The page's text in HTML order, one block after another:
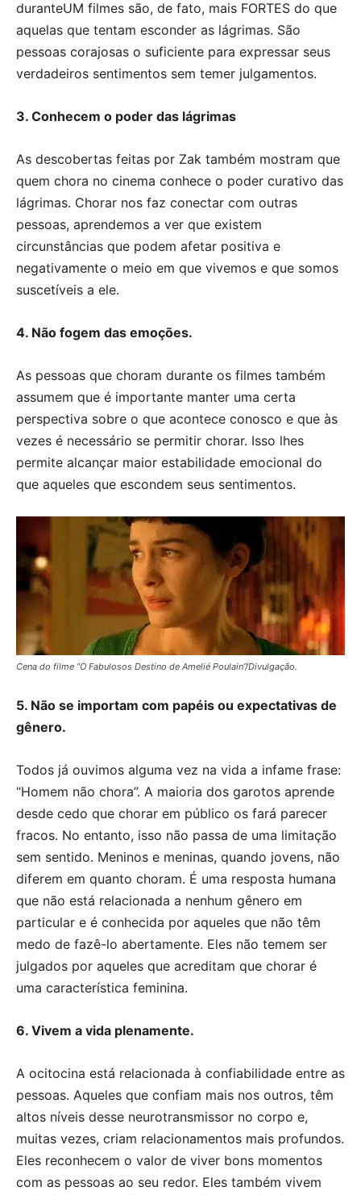
duranteUM filmes são, de fato, mais FORTES do que
aquelas que tentam esconder as lágrimas. São
pessoas corajosas o suficiente para expressar seus
verdadeiros sentimentos sem temer julgamentos.
3. Conhecem o poder das lágrimas
As descobertas feitas por Zak também mostram que
quem chora no cinema conhece o poder curativo das
lágrimas. Chorar nos faz conectar com outras
pessoas, aprendemos a ver que existem
circunstâncias que podem afetar positiva e
negativamente o meio em que vivemos e que somos
suscetíveis a ele.
4. Não fogem das emoções.
As pessoas que choram durante os filmes também
assumem que é importante manter uma certa
perspectiva sobre o que acontece conosco e que às
vezes é necessário se permitir chorar. Isso lhes
permite alcançar maior estabilidade emocional do
que aqueles que escondem seus sentimentos.
Cena do filme “O Fabulosos Destino de Amelié Poulain”/Divulgação.
5. Não se importam com papéis ou expectativas de
gênero.
Todos já ouvimos alguma vez na vida a infame frase:
“Homem não chora”. A maioria dos garotos aprende
desde cedo que chorar em público os fará parecer
fracos. No entanto, isso não passa de uma limitação
sem sentido. Meninos e meninas, quando jovens, não
diferem em quanto choram. É uma resposta humana
que não está relacionada a nenhum gênero em
particular e é conhecida por aqueles que não têm
medo de fazê-lo abertamente. Eles não temem ser
julgados por aqueles que acreditam que chorar é
uma característica feminina.
6. Vivem a vida plenamente.
A ocitocina está relacionada à confiabilidade entre as
pessoas. Aqueles que confiam mais nos outros, têm
altos níveis desse neurotransmissor no corpo e,
muitas vezes, criam relacionamentos mais profundos.
Eles reconhecem o valor de viver bons momentos
com as pessoas ao seu redor. Eles também vivem